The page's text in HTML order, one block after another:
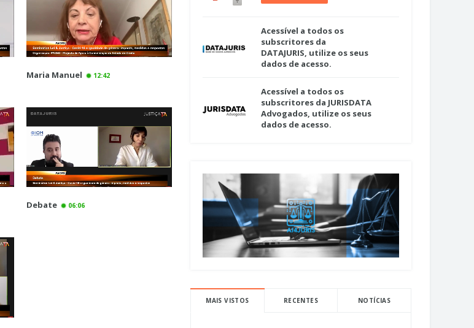
Maria Manuel 12:42
Debate 06:06
Acessível a todos os
subscritores da
DATAJURIS, utilize os seus
dados de acesso.
Acessível a todos os
subscritores da JURISDATA
Advogados, utilize os seus
dados de acesso.
MAIS VISTOS RECENTES NOTÍCIAS